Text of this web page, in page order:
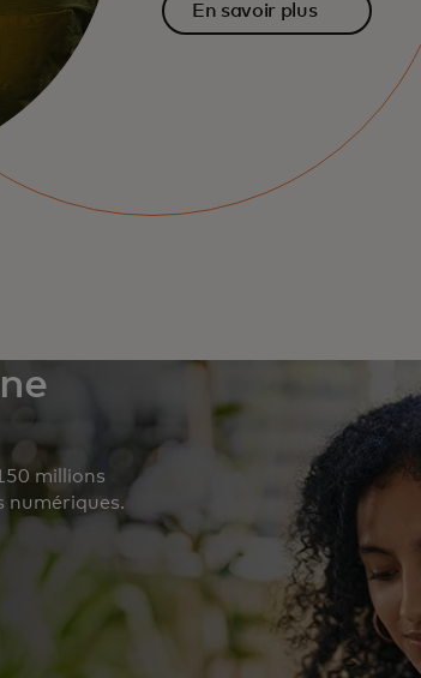
En savoir plus
millions
numériques.